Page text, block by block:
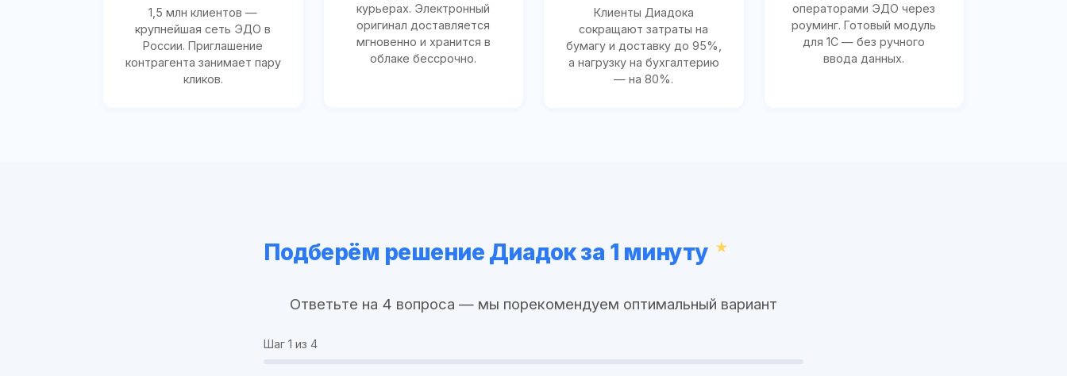
1,5 млн клиентов —
крупнейшая сеть ЭДО в
России. Приглашение
контрагента занимает пару
кликов.
курьерах. Электронный
оригинал доставляется
мгновенно и хранится в
облаке бессрочно.
Клиенты Диадока
сокращают затраты на
бумагу и доставку до 95%,
а нагрузку на бухгалтерию
— на 80%.
операторами ЭДО через
роуминг. Готовый модуль
для 1С — без ручного
ввода данных.
Подберём решение Диадок за 1 минуту
Ответьте на 4 вопроса — мы порекомендуем оптимальный вариант
Шаг 1 из 4